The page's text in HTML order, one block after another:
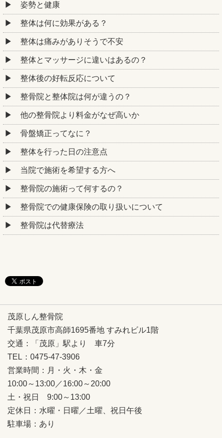
姿勢と健康
整体は何に効果がある？
整体は痛みがありそうで不安
整体とマッサージに違いはあるの？
整体後の好転反応について
整骨院と整体院は何が違うの？
他の整骨院より料金がなぜ高いか
骨盤矯正ってなに？
整体を行った日の注意点
当院で施術を希望する方へ
整骨院の施術って何するの？
整骨院での健康保険の取り扱いについて
整骨院は代替療法
茂原しん整骨院
千葉県茂原市高師1695番地 すみれビル1階
交通：「茂原」駅より 車7分
TEL：0475-47-3906
営業時間：月・火・木・金
10:00～13:00／16:00～20:00
土・祝日 9:00～13:00
定休日： 水曜・日曜／土曜、祝日午後
駐車場：あり